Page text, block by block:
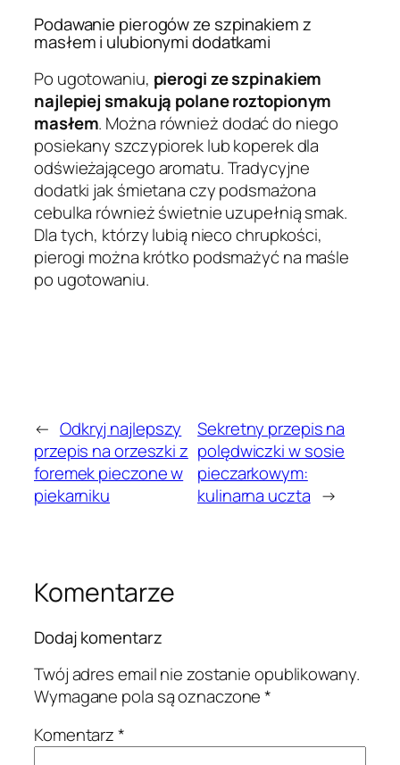
Podawanie pierogów ze szpinakiem z
masłem i ulubionymi dodatkami
Po ugotowaniu, pierogi ze szpinakiem
najlepiej smakują polane roztopionym
masłem. Można również dodać do niego
posiekany szczypiorek lub koperek dla
odświeżającego aromatu. Tradycyjne
dodatki jak śmietana czy podsmażona
cebulka również świetnie uzupełnią smak.
Dla tych, którzy lubią nieco chrupkości,
pierogi można krótko podsmażyć na maśle
po ugotowaniu.
← Odkryj najlepszy
przepis na orzeszki z
foremek pieczone w
piekarniku
Sekretny przepis na
polędwiczki w sosie
pieczarkowym:
kulinarna uczta →
Komentarze
Dodaj komentarz
Twój adres email nie zostanie opublikowany.
Wymagane pola są oznaczone*
Komentarz*